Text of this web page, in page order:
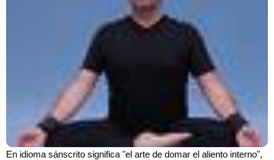
En idioma sánscrito significa "el arte de domar el aliento interno",